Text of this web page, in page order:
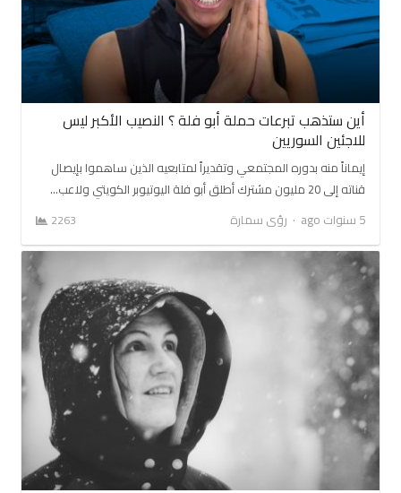
أين ستذهب تبرعات حملة أبو فلة ؟ النصيب الأكبر ليس
للاجئين السوريين
إيماناً منه بدوره المجتمعي وتقديراً لمتابعيه الذين ساهموا بإيصال
قناته إلى 20 مليون مشترك أطلق أبو فلة اليوتيوبر الكويتي ولاعب…
5 سنوات ago
Author
رؤى سمارة 2263